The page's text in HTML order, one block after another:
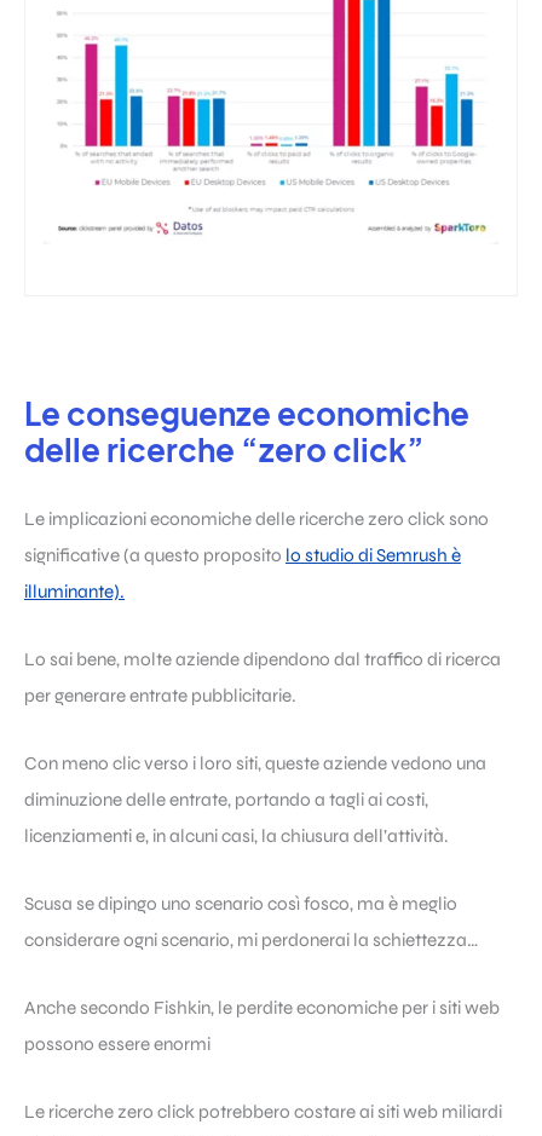
Le conseguenze economiche
delle ricerche “zero click”
Le implicazioni economiche delle ricerche zero click sono
significative (a questo proposito lo studio di Semrush è
illuminante).
Lo sai bene, molte aziende dipendono dal traffico di ricerca
per generare entrate pubblicitarie.
Con meno clic verso i loro siti, queste aziende vedono una
diminuzione delle entrate, portando a tagli ai costi,
licenziamenti e, in alcuni casi, la chiusura dell’attività.
Scusa se dipingo uno scenario così fosco, ma è meglio
considerare ogni scenario, mi perdonerai la schiettezza…
Anche secondo Fishkin, le perdite economiche per i siti web
possono essere enormi
Le ricerche zero click potrebbero costare ai siti web miliardi